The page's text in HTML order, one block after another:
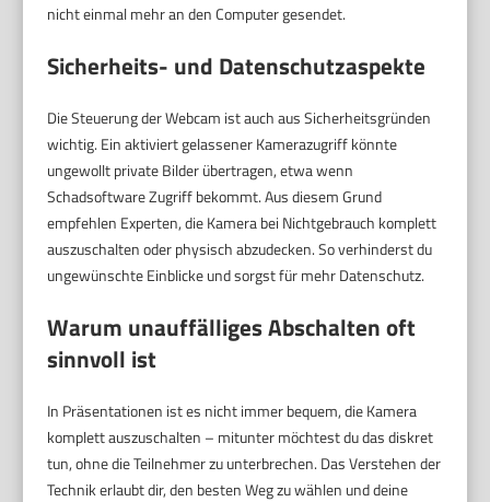
nicht einmal mehr an den Computer gesendet.
Sicherheits- und Datenschutzaspekte
Die Steuerung der Webcam ist auch aus Sicherheitsgründen
wichtig. Ein aktiviert gelassener Kamerazugriff könnte
ungewollt private Bilder übertragen, etwa wenn
Schadsoftware Zugriff bekommt. Aus diesem Grund
empfehlen Experten, die Kamera bei Nichtgebrauch komplett
auszuschalten oder physisch abzudecken. So verhinderst du
ungewünschte Einblicke und sorgst für mehr Datenschutz.
Warum unauffälliges Abschalten oft
sinnvoll ist
In Präsentationen ist es nicht immer bequem, die Kamera
komplett auszuschalten – mitunter möchtest du das diskret
tun, ohne die Teilnehmer zu unterbrechen. Das Verstehen der
Technik erlaubt dir, den besten Weg zu wählen und deine